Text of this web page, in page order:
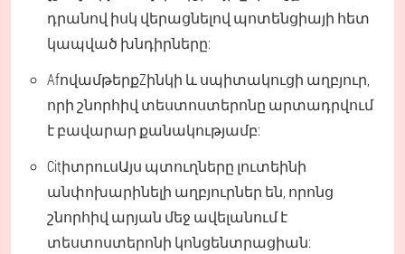
դրանով իսկ վերացնելով պոտենցիայի հետ
կապված խնդիրները:
AfովամթերքZինկի և սպիտակուցի աղբյուր,
որի շնորհիվ տեստոստերոնը արտադրվում
է բավարար քանակությամբ:
CitիտրուսԱյս պտուղները լուտեինի
անփոխարինելի աղբյուրներ են, որոնց
շնորհիվ արյան մեջ ավելանում է
տեստոստերոնի կոնցենտրացիան: